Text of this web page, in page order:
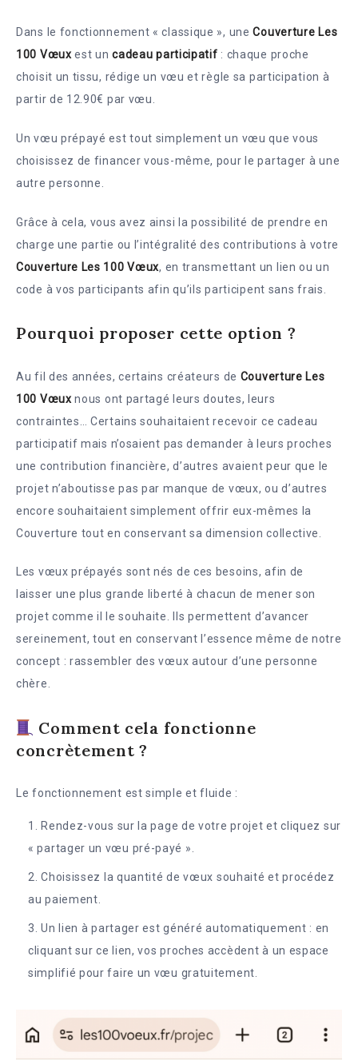
Dans le fonctionnement « classique », uneCouverture Les
100 Vœuxest uncadeau participatif : chaque proche
choisit un tissu, rédige un vœu et règle sa participation à
partir de 12.90€ par vœu.
Un vœu prépayé est tout simplement un vœu que vous
choisissez de financer vous-même, pour le partager à une
autre personne.
Grâce à cela, vous avez ainsi la possibilité de prendre en
charge une partie ou l’intégralité des contributions à votre
Couverture Les 100 Vœux, en transmettant un lien ou un
code à vos participants afin qu’ils participent sans frais.
Pourquoi proposer cette option ?
Au fil des années, certains créateurs de Couverture Les
100 Vœux nous ont partagé leurs doutes, leurs
contraintes… Certains souhaitaient recevoir ce cadeau
participatif mais n’osaient pas demander à leurs proches
une contribution financière, d’autres avaient peur que le
projet n’aboutisse pas par manque de vœux, ou d’autres
encore souhaitaient simplement offrir eux-mêmes la
Couverture tout en conservant sa dimension collective.
Les vœux prépayés sont nés de ces besoins, afin de
laisser une plus grande liberté à chacun de mener son
projet comme il le souhaite. Ils permettent d’avancer
sereinement, tout en conservant l’essence même de notre
concept : rassembler des vœux autour d’une personne
chère.
Comment cela fonctionne
concrètement ?
Le fonctionnement est simple et fluide :
Rendez-vous sur la page de votre projet et cliquez sur
« partager un vœu pré-payé ».
Choisissez la quantité de vœux souhaité et procédez
au paiement.
Un lien à partager est généré automatiquement : en
cliquant sur ce lien, vos proches accèdent à un espace
simplifié pour faire un vœu gratuitement.